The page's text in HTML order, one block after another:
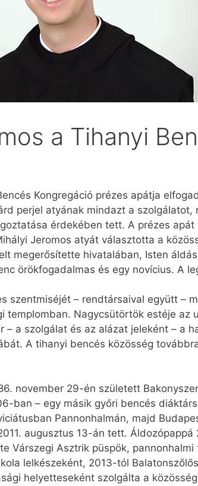
a Tihanyi
Kongregáció prézes apátja
perjel atyának mindazt a
érdekében tett. A prézes
Jeromos atyát választotta a
megerősítette hivatalában, Isten
örökfogadalmas és egy novícius. A
szent­miséjét – rendtársaival együtt –
templomban. Nagycsütörtök estéje az
– a szolgálat és az alázat jeleként – a
A tihanyi bencés közösség
november 29-én született
ban – egy másik győri bencés
Pannonhalmán, majd
augusztus 13-án tett.
Várszegi Asztrik püspök,
lelkészeként, 2013-tól
helyetteseként szolgálta a